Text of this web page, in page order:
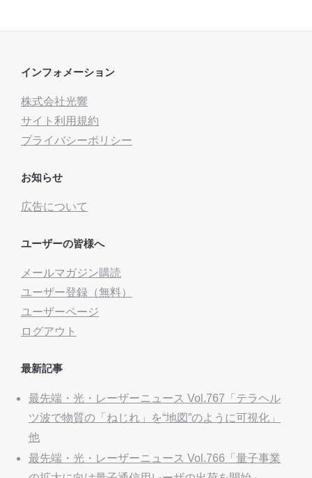
インフォメーション
株式会社光響
サイト利用規約
プライバシーポリシー
お知らせ
広告について
ユーザーの皆様へ
メールマガジン購読
ユーザー登録（無料）
ユーザーページ
ログアウト
最新記事
最先端・光・レーザーニュース Vol.767「テラヘル
ツ波で物質の「ねじれ」を“地図”のように可視化」
他
最先端・光・レーザーニュース Vol.766「量子事業